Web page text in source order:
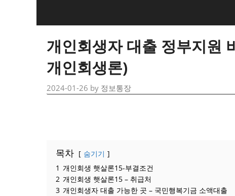
개인회생자 대출 정부지원
개인회생론)
2024-01-26 by 정보통장
목차
숨기기
1 개인회생 햇살론15-부결조건
2 개인회생 햇살론15 – 취급처
3 개인회생자 대출 가능한 곳 – 국민행복기금 소액대출